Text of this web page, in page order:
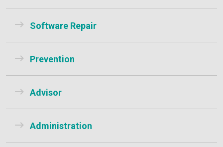
Software Repair
Prevention
Advisor
Administration